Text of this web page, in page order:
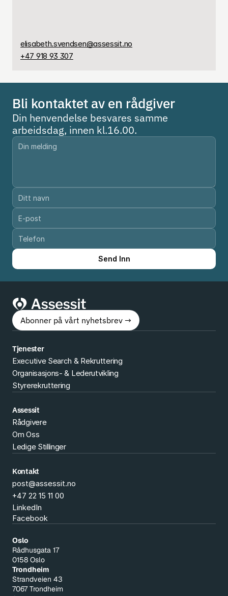
elisabeth.svendsen@assessit.no
+47 918 93 307
Bli kontaktet av en rådgiver
Din henvendelse besvares samme
arbeidsdag, innen kl.16.00.
Send Inn
Abonner på vårt nyhetsbrev →
Tjenester
Executive Search & Rekruttering
Organisasjons- & Lederutvikling
Styrerekruttering
Assessit
Rådgivere
Om Oss
Ledige Stillinger
Kontakt
post@assessit.no
+47 22 15 11 00
LinkedIn
Facebook
Oslo
Rådhusgata 17
0158 Oslo
Trondheim
Strandveien 43
7067 Trondheim